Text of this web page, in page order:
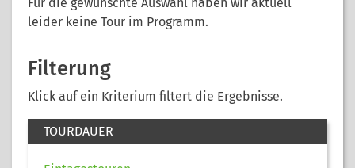
leider keine Tour im Programm.
Filterung
Klick auf ein Kriterium filtert die Ergebnisse.
TOURDAUER